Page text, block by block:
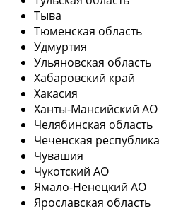
Тыва
Тюменская область
Удмуртия
Ульяновская область
Хабаровский край
Хакасия
Ханты-Мансийский АО
Челябинская область
Чеченская республика
Чувашия
Чукотский АО
Ямало-Ненецкий АО
Ярославская область